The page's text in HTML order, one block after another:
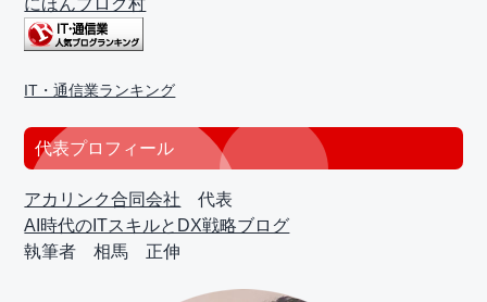
にほんブログ村
IT・通信業ランキング
代表プロフィール
アカリンク合同会社 代表
AI時代のITスキルとDX戦略ブログ
執筆者 相馬 正伸